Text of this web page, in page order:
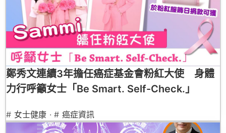
鄭秀文連續3年擔任癌症基金會粉紅大使 身體
力行呼籲女士「Be Smart. Self-Check.」
# 女士健康 · # 癌症資訊